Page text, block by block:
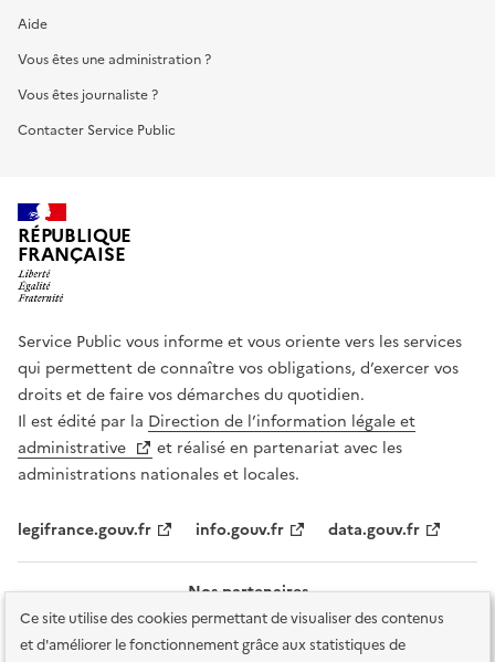
Ce site utilise des cookies permettant de visualiser des contenus
et d'améliorer le fonctionnement grâce aux statistiques de
Aide
Vous êtes une administration ?
Vous êtes journaliste ?
Contacter Service Public
RÉPUBLIQUE
FRANÇAISE
Service Public vous informe et vous oriente vers les services
qui permettent de connaître vos obligations, d’exercer vos
droits et de faire vos démarches du quotidien.
Il est édité par la Direction de l’information légale et
administrative
et réalisé en partenariat avec les
administrations nationales et locales.
legifrance.gouv.fr info.gouv.fr data.gouv.fr
Nos partenaires